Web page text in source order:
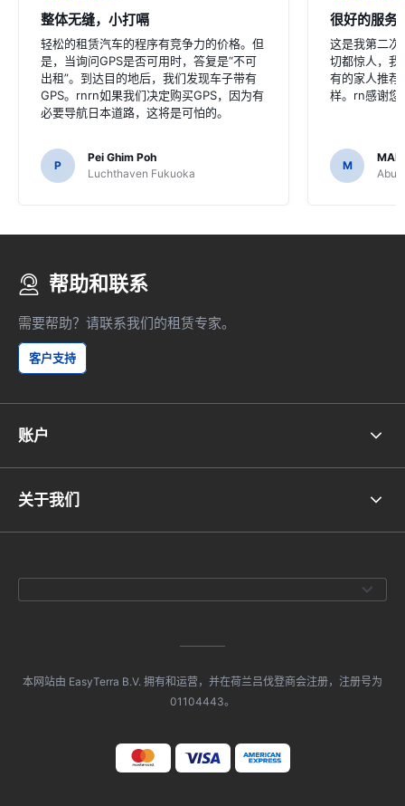
整体无缝，小打嗝
轻松的租赁汽车的程序有竞争力的价格。但
是，当询问GPS是否可用时，答复是“不可
出租”。到达目的地后，我们发现车子带有
GPS。rnrn如果我们决定购买GPS，因为有
必要导航日本道路，这将是可怕的。
P
Pei Ghim Poh
Luchthaven Fukuoka
很好的服务
这是我第二次
切都惊人，我
有的家人推荐
样。rn感谢您
M
Abu
帮助和联系
需要帮助？请联系我们的租赁专家。
客户支持
账户
关于我们
本网站由 EasyTerra B.V. 拥有和运营，并在荷兰吕伐登商会注册，注册号为
01104443。